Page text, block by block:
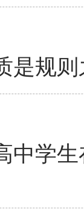
是规
中学